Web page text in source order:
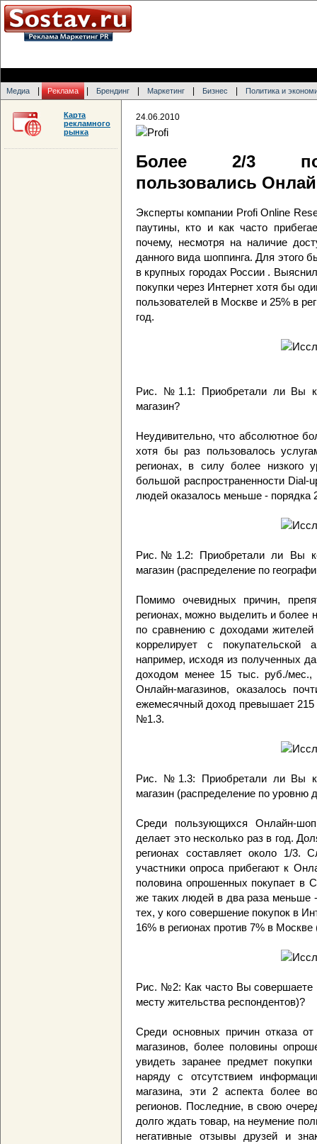
Медиа Реклама Брендинг Маркетинг Бизнес Политика и
24.06.2010
Более 2/3
пользовались
Эксперты компании Profi Online
паутины, кто и как часто
почему, несмотря на наличие
данного вида шоппинга. Для этого
в крупных городах России .
покупки через Интернет хотя бы
пользователей в Москве и 25% в
год.
Рис. №1.1: Приобретали ли Вы
магазин?
Неудивительно, что абсолютное
хотя бы раз пользовалось
регионах, в силу более низкого
большой распространенности Dial-
людей оказалось меньше -
Рис.№1.2: Приобретали ли Вы
магазин (распределение по
Помимо очевидных причин,
регионах, можно выделить и более
по сравнению с доходами
коррелирует с покупательской
например, исходя из полученных
доходом менее 15 тыс. руб./мес.,
Онлайн-магазинов, оказалось
ежемесячный доход превышает 215
№1.3.
Рис. №1.3: Приобретали ли Вы
магазин (распределение по уровню
Среди пользующихся Онлайн-
делает это несколько раз в год.
регионах составляет около 1/3.
участники опроса прибегают к
половина опрошенных покупает в
же таких людей в два раза меньше
тех, у кого совершение покупок в
16% в регионах против 7% в
Рис. №2: Как часто Вы совершаете
месту жительства респондентов)?
Среди основных причин отказа
магазинов, более половины
увидеть заранее предмет
наряду с отсутствием
магазина, эти 2 аспекта более
регионов. Последние, в свою
долго ждать товар, на неумение
негативные отзывы друзей и
Карта
рекламного
рынка